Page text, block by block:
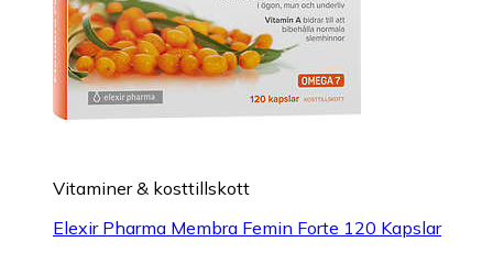
Vitaminer & kosttillskott
Elexir Pharma Membra Femin Forte 120 Kapslar